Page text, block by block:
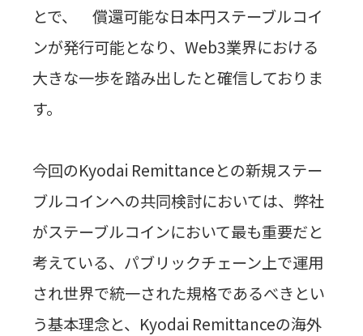
とで、 償還可能な日本円ステーブルコイ
ンが発行可能となり、 Web3業界における
大きな一歩を踏み出したと確信しておりま
す。
今回のKyodai Remittanceとの新規ステー
ブルコインへの共同検討においては、弊社
がステーブルコインにおいて最も重要だと
考えている、パブリックチェーン上で運用
され世界で統一された規格であるべきとい
う基本理念と、 Kyodai Remittanceの海外